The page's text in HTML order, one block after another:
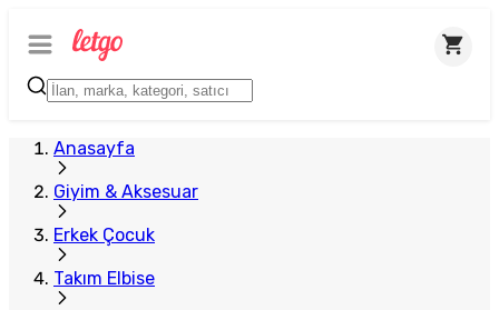
Anasayfa
Giyim & Aksesuar
Erkek Çocuk
Takım Elbise